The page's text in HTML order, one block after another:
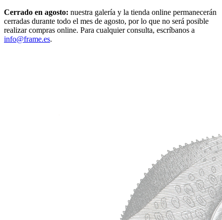
Cerrado en agosto: nuestra galería y la tienda online permanecerán
cerradas durante todo el mes de agosto, por lo que no será posible
realizar compras online. Para cualquier consulta, escríbanos a
info@frame.es.